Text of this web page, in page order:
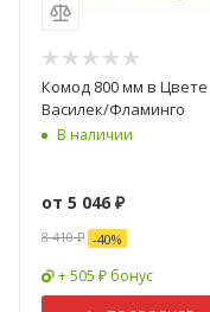
Комод 800 мм в Цвете
Василек/Фламинго
В наличии
от 5 046 ₽
8 410 ₽ -40%
+ 505 ₽ бонус